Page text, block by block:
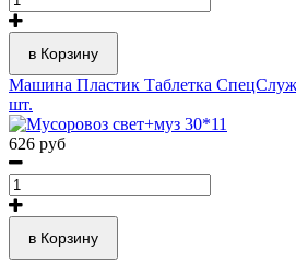
в Корзину
Машина Пластик Таблетка
шт.
626 руб
в Корзину